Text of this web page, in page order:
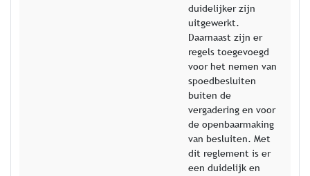
duidelijker zijn
uitgewerkt.
Daarnaast zijn er
regels toegevoegd
voor het nemen van
spoedbesluiten
buiten de
vergadering en voor
de openbaarmaking
van besluiten. Met
dit reglement is er
een duidelijk en